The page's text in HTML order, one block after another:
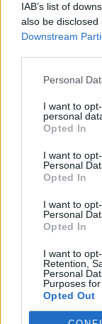
IAB’s list of
also be
Downstream
Personal
I want to
personal
Opted In
I want to
Personal
Opted In
I want to
Personal
Opted In
I want to
Retention,
Personal
Purposes
Opted Out
Il materiale (testo, foto e
Alcune foto (screenshot)
giunti da internet, in
comunicati stampa con
quindi valutati di pubblico
contrario alla